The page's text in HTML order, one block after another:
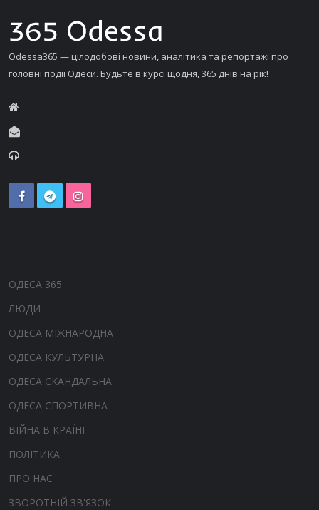
Odessa365 — цілодобові новини, аналітика та репортажі про
головні події Одеси. Будьте в курсі щодня, 365 днів на рік!
ОДЕСА 365
ЛЮДИ
ОДЕСА МІЖНАРОДНА
ОДЕСА КУЛЬТУРНА
ОДЕСА СКАНДАЛЬНА
ОДЕСА СПОРТИВНА
ВІЙНА В КРАЇНІ
ПОЛІТИКА
ПРО НАС
ЗВОРОТНІЙ ЗВ'ЯЗОК